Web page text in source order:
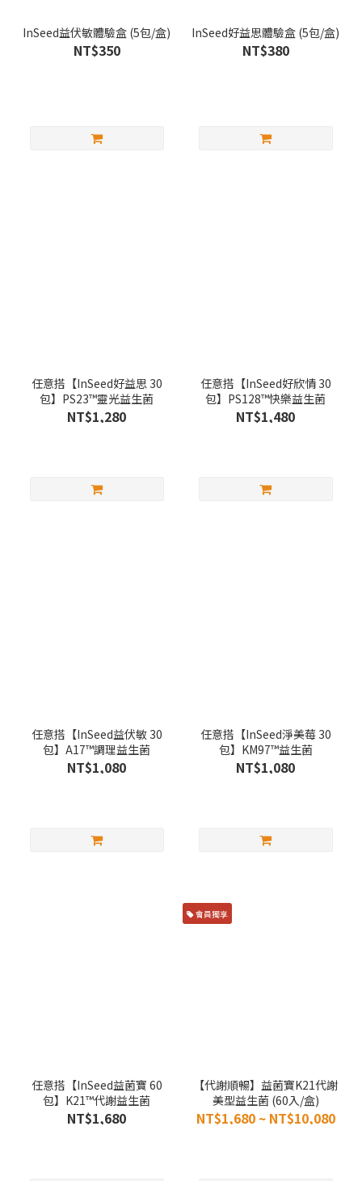
InSeed益伏敏體驗盒 (5包/盒)
NT$350
InSeed好益思體驗盒 (5包/盒)
NT$380
任意搭【InSeed好益思 30
包】PS23™靈光益生菌
NT$1,280
任意搭【InSeed好欣情 30
包】PS128™快樂益生菌
NT$1,480
任意搭【InSeed益伏敏 30
包】A17™調理益生菌
NT$1,080
任意搭【InSeed淨美莓 30
包】KM97™益生菌
NT$1,080
任意搭【InSeed益菌寶 60
包】K21™代謝益生菌
NT$1,680
會員獨享
【代謝順暢】益菌寶K21代謝
美型益生菌 (60入/盒)
NT$1,680 ~ NT$10,080